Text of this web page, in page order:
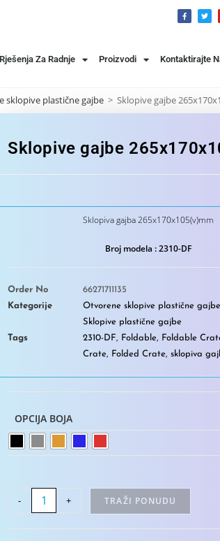
Rješenja Za Radnje Proizvodi Kontaktirajte
sklopive plastične gajbe > Sklopive gajbe
Sklopive gajbe
Sklopiva gajba 265x170x105(v)mm
Broj modela : 2310-DF
Order No
66271711135
Kategorije
Otvorene sklopive plastične gajbe
Sklopive plastične gajbe
Tags
2310-DF, Foldable, Foldable
Crate, Folded Crate, sklopiva
OPCIJA BOJA
- + TRAŽI PONUDU